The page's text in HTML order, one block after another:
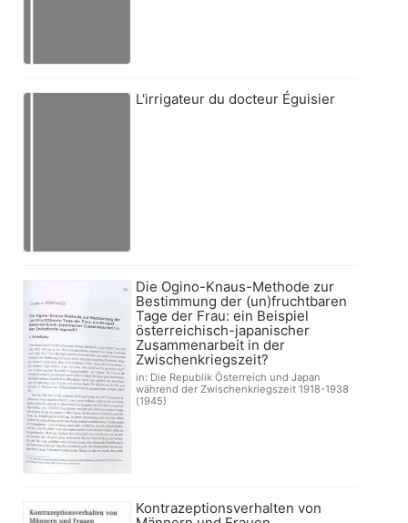
L'irrigateur du docteur Éguisier
Die Ogino-Knaus-Methode zur
Bestimmung der (un)fruchtbaren
Tage der Frau: ein Beispiel
österreichisch-japanischer
Zusammenarbeit in der
Zwischenkriegszeit?
in: Die Republik Österreich und Japan
während der Zwischenkriegszeit 1918-1938
(1945)
Kontrazeptionsverhalten von